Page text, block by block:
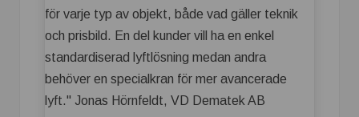
för varje typ av objekt, både vad gäller teknik
och prisbild. En del kunder vill ha en enkel
standardiserad lyftlösning medan andra
behöver en specialkran för mer avancerade
lyft." Jonas Hörnfeldt, VD Dematek AB